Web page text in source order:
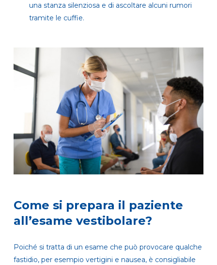
una stanza silenziosa e di ascoltare alcuni rumori
tramite le cuffie.
Come si prepara il paziente
all’esame vestibolare?
Poiché si tratta di un esame che può provocare qualche
fastidio, per esempio vertigini e nausea, è consigliabile